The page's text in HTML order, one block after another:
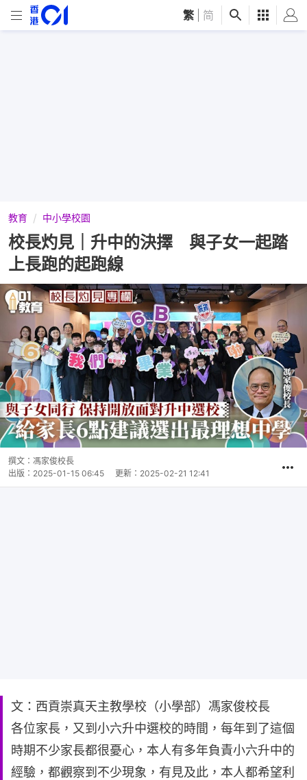
繁 简
教育 中小學校園
校長灼見｜升中的決擇 與子女一起踏
上長跑的起跑線
撰文： 馮家俊校長
出版： 2025-01-15 06:45 更新： 2025-02-21 12:41
文：西貢崇真天主教學校（小學部）馮家俊校長
各位家長，又到小六升中選校的時間，每年到了這個
時期不少家長都很憂心，本人有多年負責小六升中的
經驗，都觀察到不少現象，有見及此，本人都希望利